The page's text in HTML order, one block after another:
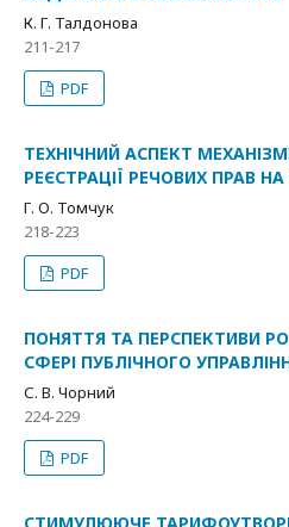
К. Г. Талдонова
211-217
PDF
ТЕХНІЧНИЙ АСПЕКТ
РЕЄСТРАЦІЇ РЕЧОВИХ ПРАВ
Г. О. Томчук
218-223
PDF
ПОНЯТТЯ ТА ПЕРСПЕКТИВИ
СФЕРІ ПУБЛІЧНОГО
С. В. Чорний
224-229
PDF